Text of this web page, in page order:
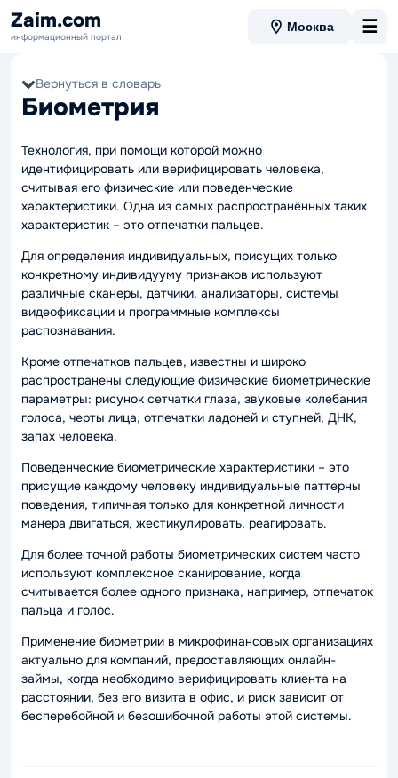
Zaim.com
информационный портал
Москва ☰
Вернуться в словарь
Биометрия
Технология, при помощи которой можно
идентифицировать или верифицировать человека,
считывая его физические или поведенческие
характеристики. Одна из самых распространённых таких
характеристик – это отпечатки пальцев.
Для определения индивидуальных, присущих только
конкретному индивидууму признаков используют
различные сканеры, датчики, анализаторы, системы
видеофиксации и программные комплексы
распознавания.
Кроме отпечатков пальцев, известны и широко
распространены следующие физические биометрические
параметры: рисунок сетчатки глаза, звуковые колебания
голоса, черты лица, отпечатки ладоней и ступней, ДНК,
запах человека.
Поведенческие биометрические характеристики – это
присущие каждому человеку индивидуальные паттерны
поведения, типичная только для конкретной личности
манера двигаться, жестикулировать, реагировать.
Для более точной работы биометрических систем часто
используют комплексное сканирование, когда
считывается более одного признака, например, отпечаток
пальца и голос.
Применение биометрии в микрофинансовых организациях
актуально для компаний, предоставляющих онлайн-
займы, когда необходимо верифицировать клиента на
расстоянии, без его визита в офис, и риск зависит от
бесперебойной и безошибочной работы этой системы.